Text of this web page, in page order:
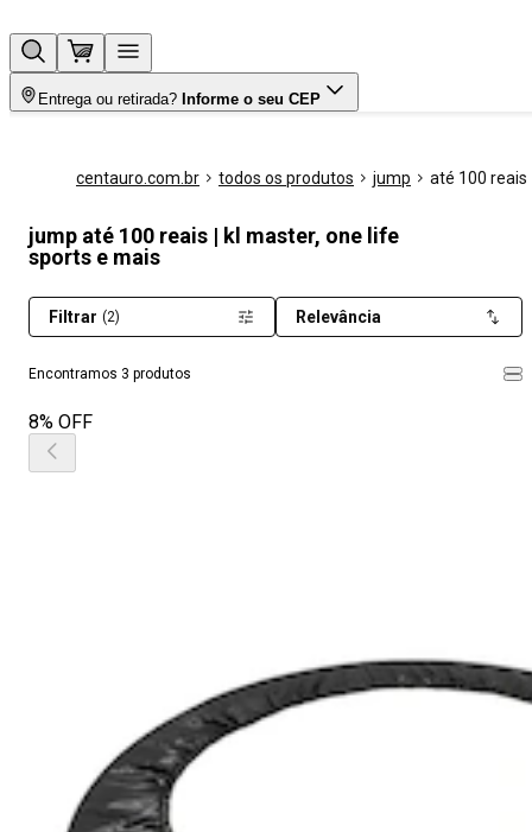
Entrega ou retirada? Informe o seu CEP
centauro.com.br todos os produtos jump até 100 reais
jump até 100 reais | kl master, one life
sports e mais
Encontramos 3 produtos
Filtrar (2) Relevância
8% OFF